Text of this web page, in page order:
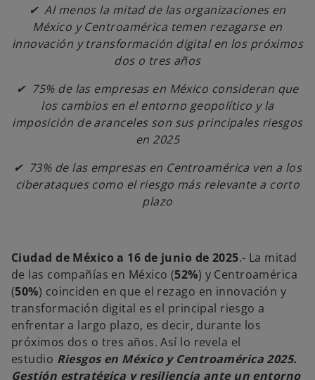
n
p
s
a
n
u
e
v
a
n
a
p
s
a
n
u
e
v
a
n
p
e
s
t
a
n
u
e
v
a
✔ Al menos la mitad de las organizaciones en
México y Centroamérica temen rezagarse en
innovación y transformación digital en los próximos
dos o tres años
✔ 75% de las empresas en México consideran que
los cambios en el entorno geopolítico y la
imposición de aranceles son sus principales riesgos
en 2025
✔ 73% de las empresas en Centroamérica ven a los
ciberataques como el riesgo más relevante a corto
plazo
Ciudad de México a 16 de junio de 2025.- La mitad
de las compañías en México (52%) y Centroamérica
(50%) coinciden en que el rezago en innovación y
transformación digital es el principal riesgo a
enfrentar a largo plazo, es decir, durante los
próximos dos o tres años. Así lo revela el
estudio Riesgos en México y Centroamérica 2025.
Gestión estratégica y resiliencia ante un entorno